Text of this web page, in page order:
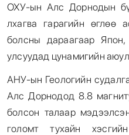
ОХУ-ын Алс Дорнодын
лхагва гарагийн өглөө
болсны дараагаар
улсуудад цунамигийн
АНУ-ын Геологийн
Алс Дорнодод 8.8
болсон талаар
голомт тухайн